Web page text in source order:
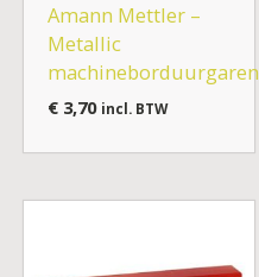
Amann Mettler –
Metallic
machineborduurgaren
€3,70 incl. BTW